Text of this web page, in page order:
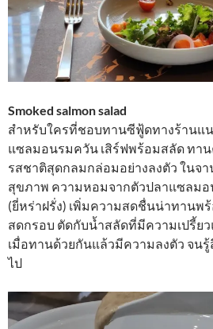
Smoked salmon salad
สำหรับใครที่ชอบทานซีฟู้ดทางร้านแ
แซลมอนรมควัน เสิร์ฟพร้อมสลัด ทา
รสชาติสุดกลมกล่อมอย่างลงตัว ในจ
สุขภาพ ความหอมจากตัวปลาแซลมอ
(ยี่หร่าฝรั่ง) เพิ่มความสดชื่นน่าทานพ
สดกรอบ ตัดกับน้ำสลัดที่มีความเปรี้ย
เมื่อทานด้วยกันแล้วมีความลงตัว จน
ไป